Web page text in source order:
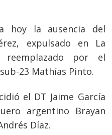
hoy la ausencia del
expulsado en La
por el
23 Mathías Pinto.
el DT Jaime García
argentino Brayan
Díaz.